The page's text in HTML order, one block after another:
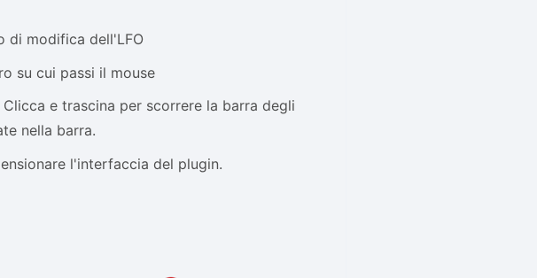
di modifica dell'LFO
su cui passi il mouse
Clicca e trascina per scorrere la barra degli
nella barra.
l'interfaccia del plugin.